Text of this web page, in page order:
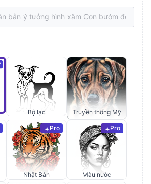
Bộ lạc Truyền thống Mỹ
Pro
Nhật Bản
Pro
Màu nước